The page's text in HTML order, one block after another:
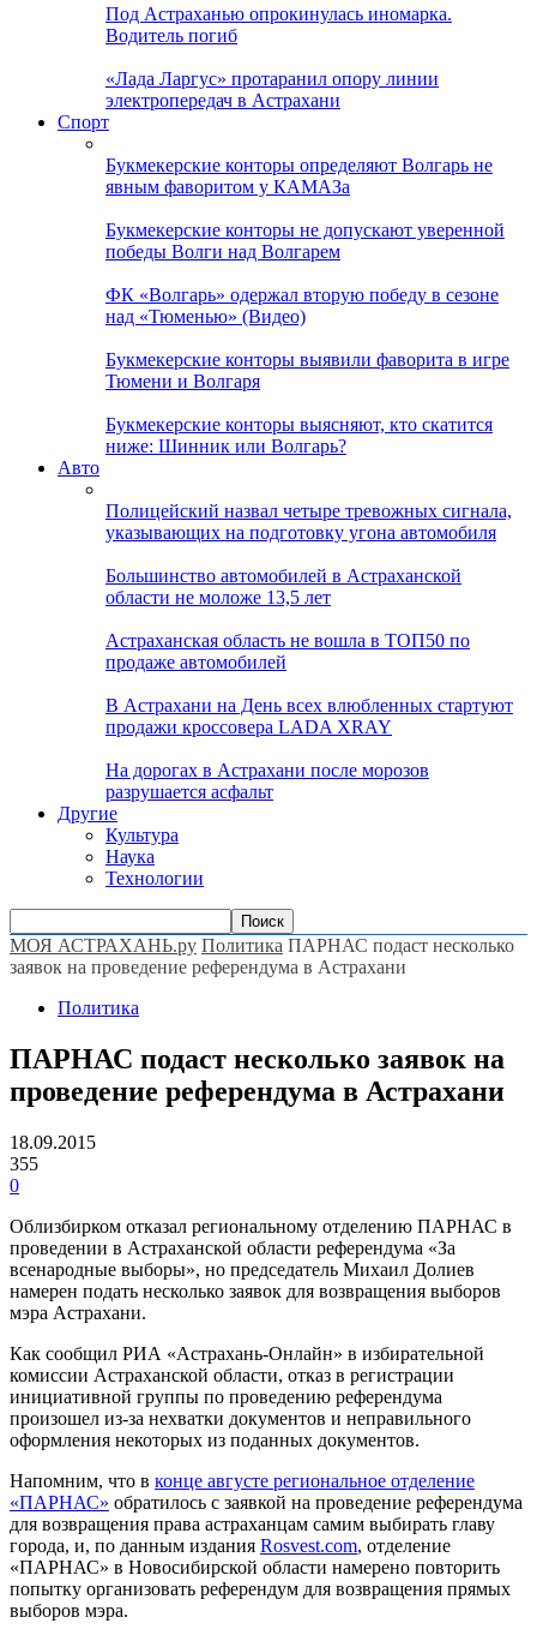
Под Астраханью опрокинулась иномарка.
Водитель погиб
«Лада Ларгус» протаранил опору линии
электропередач в Астрахани
Спорт
Букмекерские конторы определяют Волгарь не
явным фаворитом у КАМАЗа
Букмекерские конторы не допускают уверенной
победы Волги над Волгарем
ФК «Волгарь» одержал вторую победу в сезоне
над «Тюменью» (Видео)
Букмекерские конторы выявили фаворита в игре
Тюмени и Волгаря
Букмекерские конторы выясняют, кто скатится
ниже: Шинник или Волгарь?
Авто
Полицейский назвал четыре тревожных сигнала,
указывающих на подготовку угона автомобиля
Большинство автомобилей в Астраханской
области не моложе 13,5 лет
Астраханская область не вошла в ТОП50 по
продаже автомобилей
В Астрахани на День всех влюбленных стартуют
продажи кроссовера LADA XRAY
На дорогах в Астрахани после морозов
разрушается асфальт
Другие
Культура
Наука
Технологии
МОЯ АСТРАХАНЬ.ру Политика ПАРНАС подаст несколько
заявок на проведение референдума в Астрахани
Политика
ПАРНАС подаст несколько заявок на
проведение референдума в Астрахани
18.09.2015
355
0
Облизбирком отказал региональному отделению ПАРНАС в
проведении в Астраханской области референдума «За
всенародные выборы», но председатель Михаил Долиев
намерен подать несколько заявок для возвращения выборов
мэра Астрахани.
Как сообщил РИА «Астрахань-Онлайн» в избирательной
комиссии Астраханской области, отказ в регистрации
инициативной группы по проведению референдума
произошел из-за нехватки документов и неправильного
оформления некоторых из поданных документов.
Напомним, что в конце августе региональное отделение
«ПАРНАС» обратилось с заявкой на проведение референдума
для возвращения права астраханцам самим выбирать главу
города, и, по данным издания Rosvest.com, отделение
«ПАРНАС» в Новосибирской области намерено повторить
попытку организовать референдум для возвращения прямых
выборов мэра.